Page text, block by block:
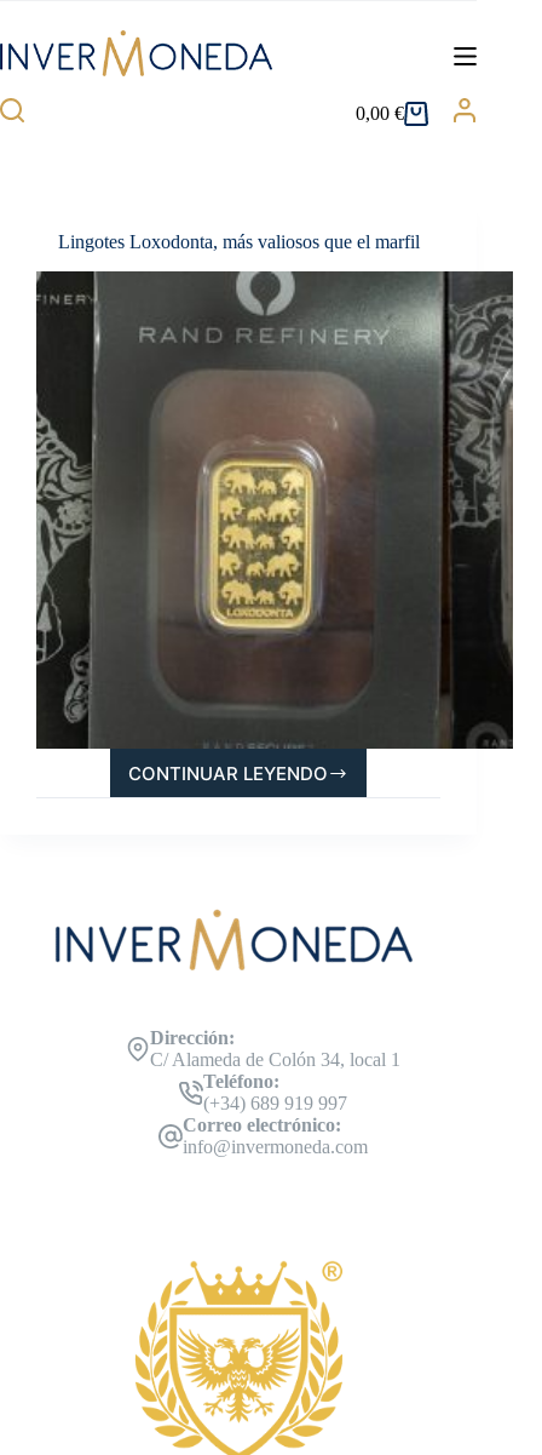
contenido
Carro
0,00€
Lingotes Loxodonta, más valiosos que el marfil
CONTINUAR LEYENDO
LINGOTES
LOXODONTA,
MARFIL
Dirección:
C/ Alameda de Colón 34, local 1
Teléfono:
(+34) 689 919 997
Correo electrónico:
info@invermoneda.com